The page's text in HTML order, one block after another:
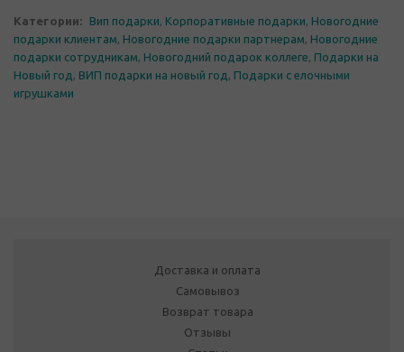
Категории: Вип подарки, Корпоративные подарки, Новогодние
подарки клиентам, Новогодние подарки партнерам, Новогодние
подарки сотрудникам, Новогодний подарок коллеге, Подарки на
Новый год , ВИП подарки на новый год , Подарки с елочными
игрушками
Доставка и оплата
Самовывоз
Возврат товара
Отзывы